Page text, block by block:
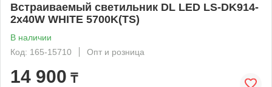
Встраиваемый светильник DL LED LS-DK914-
2x40W WHITE 5700K(TS)
В наличии
Код: 165-15710
Опт и розница
14 900 ₸